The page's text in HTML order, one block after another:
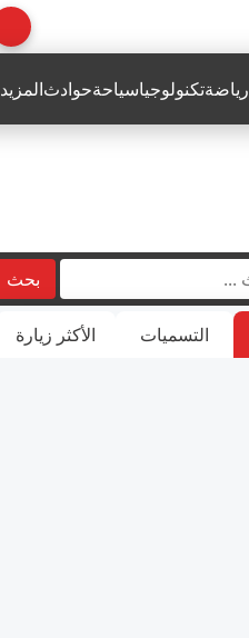
رياضةتكنولوجياسياحةحوادثالمزيد
بحث
التسميات الأكثر زيارة